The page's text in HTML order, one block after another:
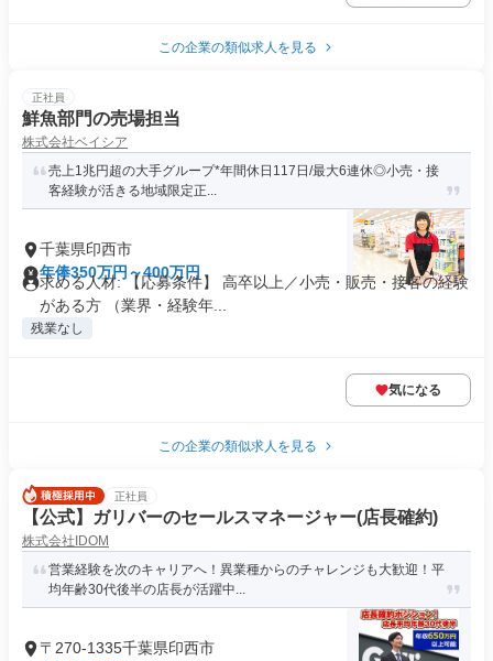
この企業の類似求人を見る
正社員
鮮魚部門の売場担当
株式会社ベイシア
売上1兆円超の大手グループ*年間休日117日/最大6連休◎小売・接
客経験が活きる地域限定正...
千葉県印西市
年俸350万円～400万円
求める人材: 【応募条件】 高卒以上／小売・販売・接客の経験
がある方 （業界・経験年...
残業なし
気になる
この企業の類似求人を見る
正社員
【公式】ガリバーのセールスマネージャー(店長確約)
株式会社IDOM
営業経験を次のキャリアへ！異業種からのチャレンジも大歓迎！平
均年齢30代後半の店長が活躍中...
〒270-1335千葉県印西市